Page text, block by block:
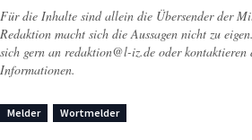
Für die Inhalte sind allein die Übersender der
Redaktion macht sich die Aussagen nicht zu
sich gern an redaktion@l-iz.de oder kontaktieren
Informationen.
Melder Wortmelder